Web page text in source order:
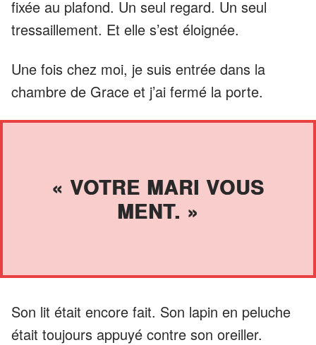
fixée au plafond. Un seul regard. Un seul
tressaillement. Et elle s’est éloignée.
Une fois chez moi, je suis entrée dans la
chambre de Grace et j’ai fermé la porte.
« VOTRE MARI VOUS
MENT. »
Son lit était encore fait. Son lapin en peluche
était toujours appuyé contre son oreiller.